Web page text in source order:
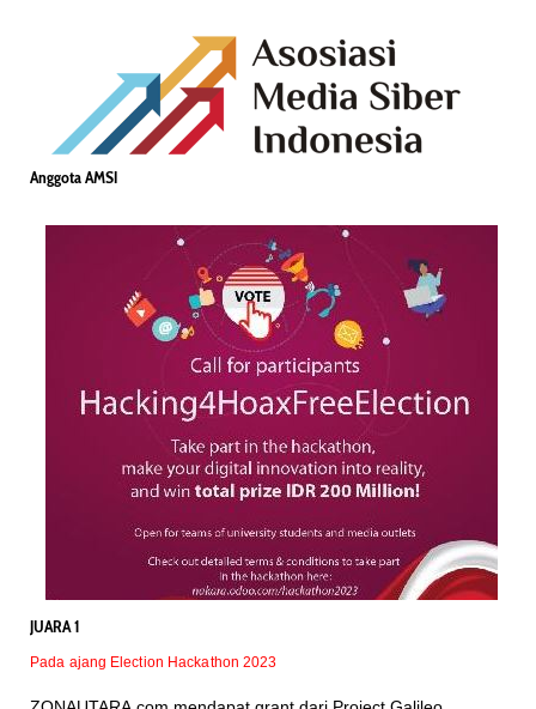
Anggota AMSI
JUARA 1
Pada ajang Election Hackathon 2023